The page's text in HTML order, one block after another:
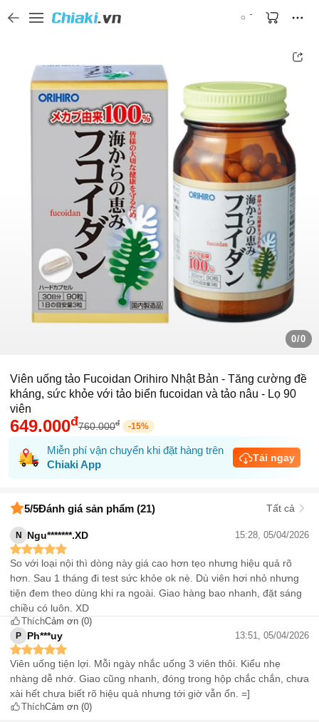
0/0
Viên uống tảo Fucoidan Orihiro Nhật Bản - Tăng cường đề
kháng, sức khỏe với tảo biển fucoidan và tảo nâu - Lọ 90
viên
649.000đ760.000đ -15%
Miễn phí vận chuyển khi đặt hàng trên
Chiaki App
Tải ngay
5/5Đánh giá sản phẩm (21) Tất cả
N Ngu*******.XD 15:28, 05/04/2026
So với loại nội thì dòng này giá cao hơn tẹo nhưng hiệu quả rõ
hơn. Sau 1 tháng đi test sức khỏe ok nè. Dù viên hơi nhỏ nhưng
tiện đem theo dùng khi ra ngoài. Giao hàng bao nhanh, đặt sáng
chiều có luôn. XD
ThíchCảm ơn (0)
P Ph***uy 13:51, 05/04/2026
Viên uống tiện lợi. Mỗi ngày nhắc uống 3 viên thôi. Kiểu nhẹ
nhàng dễ nhớ. Giao cũng nhanh, đóng trong hộp chắc chắn, chưa
xài hết chưa biết rõ hiệu quả nhưng tới giờ vẫn ổn. =]
ThíchCảm ơn (0)